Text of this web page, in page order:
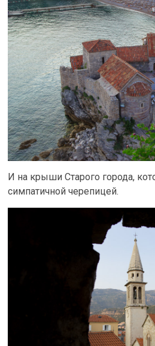
И на крыши Старого города,
симпатичной черепицей.